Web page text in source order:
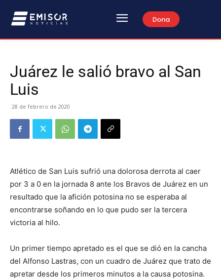
Dona
Juárez le salió bravo al San
Luis
28 de febrero de 2020
Atlético de San Luis sufrió una dolorosa derrota al caer
por 3 a 0 en la jornada 8 ante los Bravos de Juárez en un
resultado que la afición potosina no se esperaba al
encontrarse soñando en lo que pudo ser la tercera
victoria al hilo.
Un primer tiempo apretado es el que se dió en la cancha
del Alfonso Lastras, con un cuadro de Juárez que trato de
apretar desde los primeros minutos a la causa potosina.